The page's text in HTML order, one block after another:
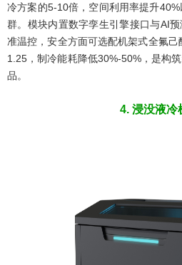
冷方案的5-10倍，空间利用率提升
群。模块内置数字孪生引擎接口与AI
准温控，安全方面可选配机架式全氟
1.25，制冷能耗降低30%-50%，是构
品。
4. 浸没液冷